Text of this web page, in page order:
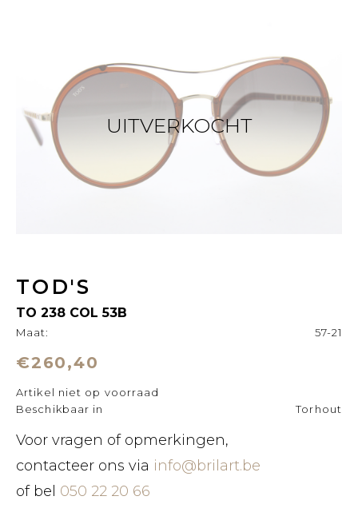
UITVERKOCHT
TOD'S
TO 238 COL 53B
Maat: 57-21
€260,40
Artikel niet op voorraad
Beschikbaar in
Torhout
Voor vragen of opmerkingen,
contacteer ons via info@brilart.be
of bel 050 22 20 66